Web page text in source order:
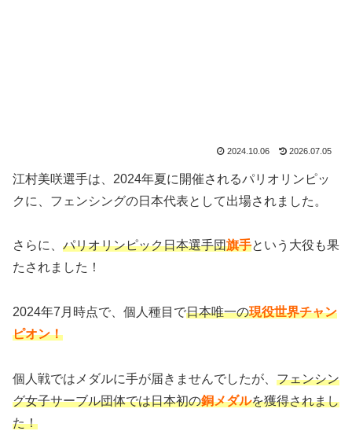
2024.10.06 2026.07.05
江村美咲選手は、2024年夏に開催されるパリオリンピッ
クに、フェンシングの日本代表として出場されました。
さらに、 パリオリンピック日本選手団旗手という大役も果
たされました！
2024年7月時点で、個人種目で日本唯一の現役世界チャン
ピオン！
個人戦ではメダルに手が届きませんでしたが、 フェンシン
グ女子サーブル団体では日本初の銅メダルを獲得されまし
た！